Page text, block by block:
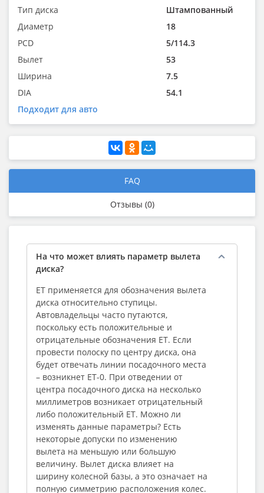
Тип диска
Штампованный
Диаметр
18
PCD
5/114.3
Вылет
53
Ширина
7.5
DIA
54.1
Подходит для авто
FAQ
Отзывы (0)
На что может влиять параметр вылета
диска?
ЕТ применяется для обозначения вылета
диска относительно ступицы.
Автовладельцы часто путаются,
поскольку есть положительные и
отрицательные обозначения ЕТ. Если
провести полоску по центру диска, она
будет отвечать линии посадочного места
– возникнет ЕТ-0. При отведении от
центра посадочного диска на несколько
миллиметров возникает отрицательный
либо положительный ЕТ. Можно ли
изменять данные параметры? Есть
некоторые допуски по изменению
вылета на меньшую или большую
величину. Вылет диска влияет на
ширину колесной базы, а это означает на
полную симметрию расположения колес.